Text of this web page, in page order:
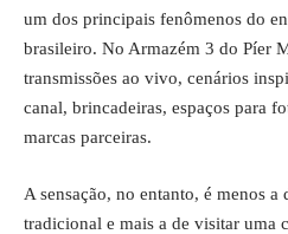
um dos principais fenômenos do
brasileiro. No Armazém 3 do Píer
transmissões ao vivo, cenários
canal, brincadeiras, espaços para
marcas parceiras.
A sensação, no entanto, é menos a
tradicional e mais a de visitar uma